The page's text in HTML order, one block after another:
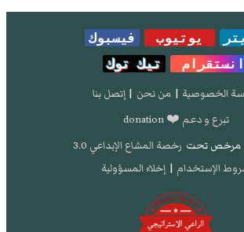
يوتيوب
فيسبوك
انستقرام
تيك توك
الخصوصية | من نحن | إتصل بنا
تبرع و دعم ❤️ donation
مرخص تحت رخصة المشاع الإبداعي 3.0
الإستخدام | إخلاء المسؤولية